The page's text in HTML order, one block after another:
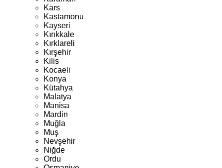
Kars
Kastamonu
Kayseri
Kırıkkale
Kırklareli
Kırşehir
Kilis
Kocaeli
Konya
Kütahya
Malatya
Manisa
Mardin
Muğla
Muş
Nevşehir
Niğde
Ordu